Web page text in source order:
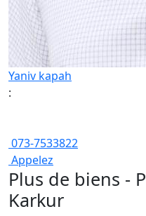
Yaniv kapah
:
073-7533822
Appelez
Plus de biens -
Karkur